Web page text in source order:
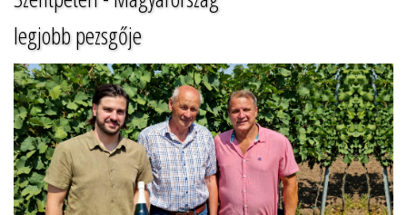
legjobb pezsgője